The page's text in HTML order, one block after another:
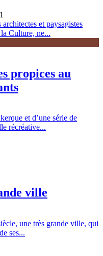
et paysagistes
Culture, ne...
propices au
et d’une série de
récréative...
ville
une très grande ville, qui
ses...